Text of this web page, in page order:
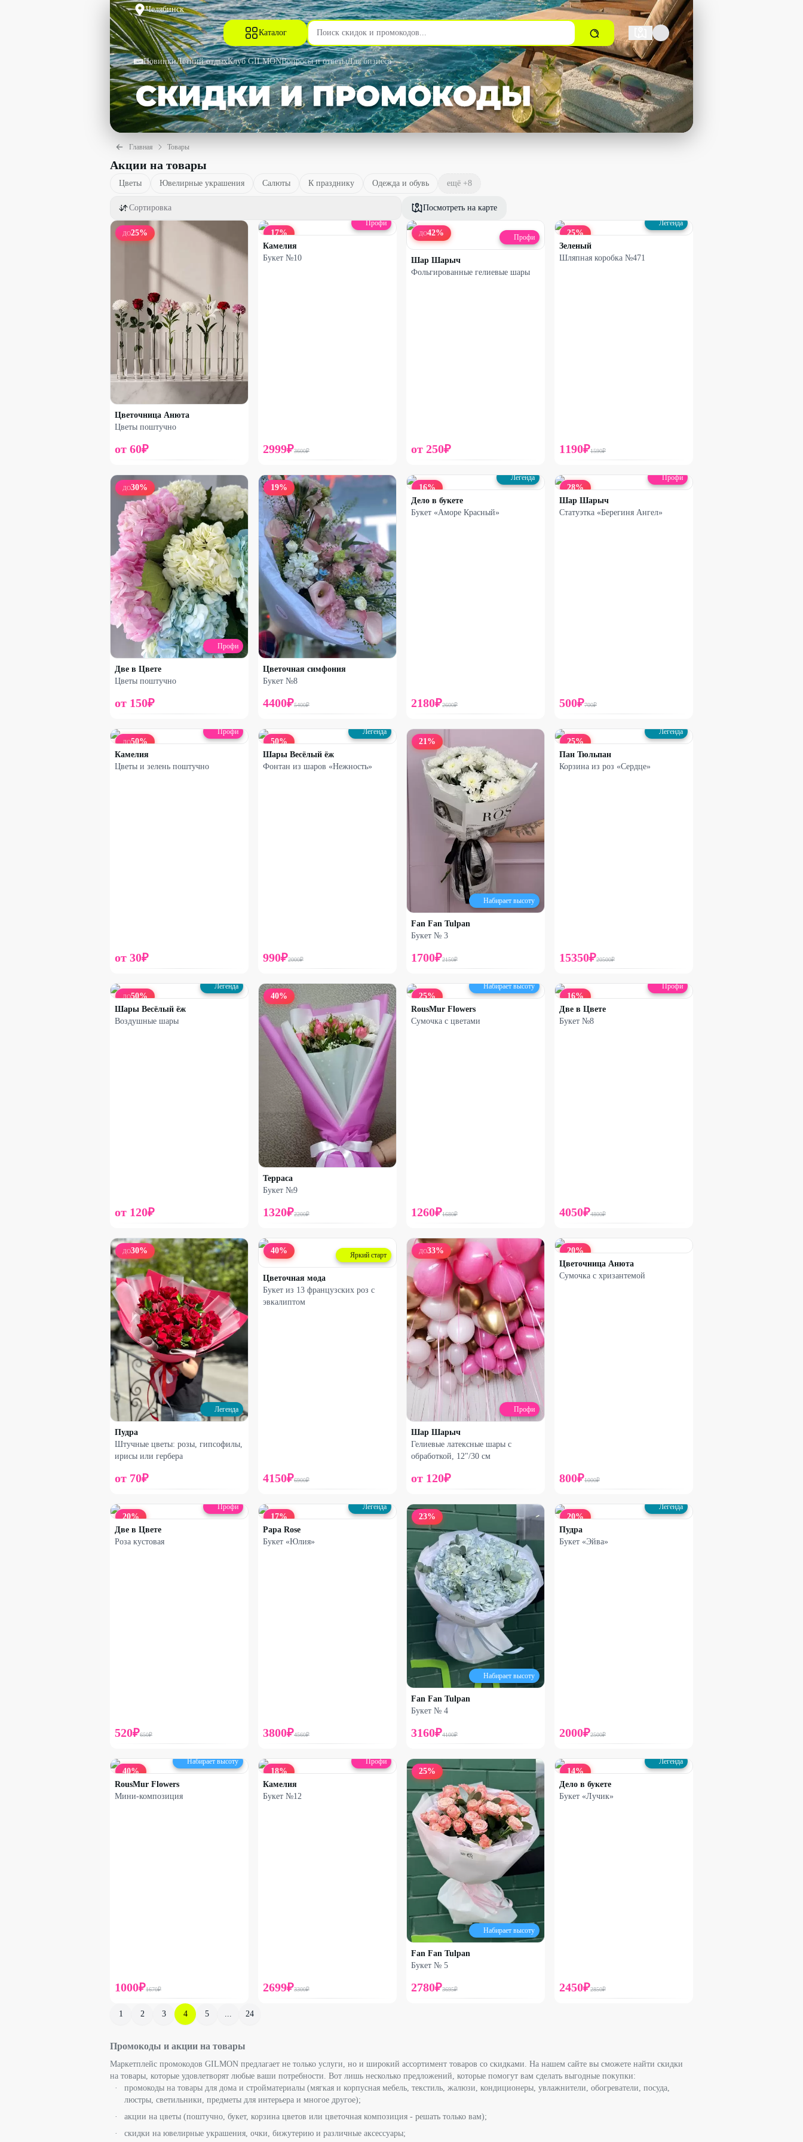
Челябинск
Каталог
НовинкиЛетний отдыхКлуб GILMONВопросы и ответыДля бизнеса
Главная Товары
Акции на товары
Цветы Ювелирные украшения Салюты К празднику Одежда и обувь ещё +8
Сортировка Посмотреть на карте
ДО25%
Цветочница Анюта
Цветы поштучно
от 60₽
17%
Профи
Камелия
Букет №10
2999₽3600₽
ДО42% Профи
Шар Шарыч
Фольгированные гелиевые шары
от 250₽
25%
Легенда
Зеленый
Шляпная коробка №471
1190₽1590₽
ДО30%
Профи
Две в Цвете
Цветы поштучно
от 150₽
19%
Цветочная симфония
Букет №8
4400₽5400₽
16%
Легенда
Дело в букете
Букет «Аморе Красный»
2180₽2600₽
28%
Профи
Шар Шарыч
Статуэтка «Берегиня Ангел»
500₽700₽
ДО50%
Профи
Камелия
Цветы и зелень поштучно
от 30₽
50%
Легенда
Шары Весёлый ёж
Фонтан из шаров «Нежность»
990₽2000₽
21%
Набирает высоту
Fan Fan Tulpan
Букет № 3
1700₽2150₽
25%
Легенда
Пан Тюльпан
Корзина из роз «Сердце»
15350₽20500₽
ДО50%
Легенда
Шары Весёлый ёж
Воздушные шары
от 120₽
40%
Терраса
Букет №9
1320₽2200₽
25%
Набирает высоту
RousMur Flowers
Сумочка с цветами
1260₽1680₽
16%
Профи
Две в Цвете
Букет №8
4050₽4800₽
ДО30%
Легенда
Пудра
Штучные цветы: розы, гипсофилы,
ирисы или гербера
от 70₽
40% Яркий старт
Цветочная мода
Букет из 13 французских роз с
эвкалиптом
4150₽6900₽
ДО33%
Профи
Шар Шарыч
Гелиевые латексные шары с
обработкой, 12"/30 см
от 120₽
20%
Цветочница Анюта
Сумочка с хризантемой
800₽1000₽
20%
Профи
Две в Цвете
Роза кустовая
520₽650₽
17%
Легенда
Papa Rose
Букет «Юлия»
3800₽4560₽
23%
Набирает высоту
Fan Fan Tulpan
Букет № 4
3160₽4100₽
20%
Легенда
Пудра
Букет «Эйва»
2000₽2500₽
40%
Набирает высоту
RousMur Flowers
Мини-композиция
1000₽1670₽
18%
Профи
Камелия
Букет №12
2699₽3300₽
25%
Набирает высоту
Fan Fan Tulpan
Букет № 5
2780₽3695₽
14%
Легенда
Дело в букете
Букет «Лучик»
2450₽2850₽
1 2 3 4 5 24
Промокоды и акции на товары
Маркетплейс промокодов GILMON предлагает не только услуги, но и широкий ассортимент товаров со скидками. На нашем сайте вы сможете найти скидки
на товары, которые удовлетворят любые ваши потребности. Вот лишь несколько предложений, которые помогут вам сделать выгодные покупки:
промокоды на товары для дома и стройматериалы (мягкая и корпусная мебель, текстиль, жалюзи, кондиционеры, увлажнители, обогреватели, посуда,
люстры, светильники, предметы для интерьера и многое другое);
акции на цветы (поштучно, букет, корзина цветов или цветочная композиция - решать только вам);
скидки на ювелирные украшения, очки, бижутерию и различные аксессуары;